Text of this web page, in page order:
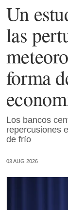
Un
las
forma
Los bancos
repercusiones
de frío
03 AUG 2026